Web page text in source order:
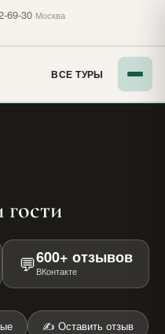
69-30 Москва
ВСЕ ТУРЫ
💬600+ отзывов
ВКонтакте
✍️ Оставить отзыв